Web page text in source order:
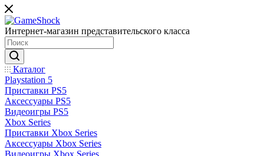
Интернет-магазин представительского класса
Каталог
Playstation 5
Приставки PS5
Аксессуары PS5
Видеоигры PS5
Xbox Series
Приставки Xbox Series
Аксессуары Xbox Series
Видеоигры Xbox Series